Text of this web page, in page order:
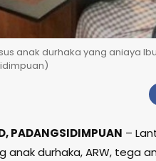
anak durhaka yang aniaya
PADANGSIDIMPUAN –
anak durhaka, ARW, tega